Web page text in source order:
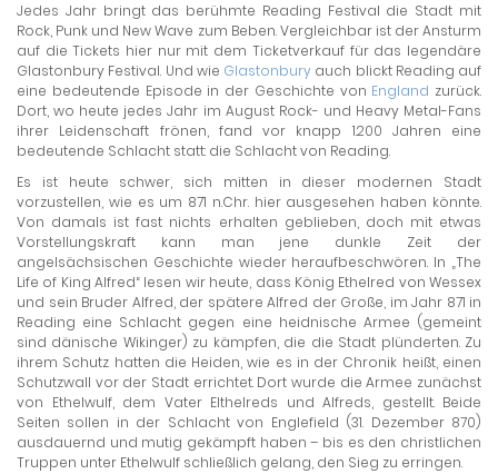
Jedes Jahr bringt das berühmte Reading Festival die Stadt mit
Rock, Punk und New Wave zum Beben. Vergleichbar ist der Ansturm
auf die Tickets hier nur mit dem Ticketverkauf für das legendäre
Glastonbury Festival. Und wie Glastonbury auch blickt Reading auf
eine bedeutende Episode in der Geschichte von England zurück.
Dort, wo heute jedes Jahr im August Rock- und Heavy Metal-Fans
ihrer Leidenschaft frönen, fand vor knapp 1.200 Jahren eine
bedeutende Schlacht statt: die Schlacht von Reading.
Es ist heute schwer, sich mitten in dieser modernen Stadt
vorzustellen, wie es um 871 n.Chr. hier ausgesehen haben könnte.
Von damals ist fast nichts erhalten geblieben, doch mit etwas
Vorstellungskraft kann man jene dunkle Zeit der
angelsächsischen Geschichte wieder heraufbeschwören. In „The
Life of King Alfred“ lesen wir heute, dass König Ethelred von Wessex
und sein Bruder Alfred, der spätere Alfred der Große, im Jahr 871 in
Reading eine Schlacht gegen eine heidnische Armee (gemeint
sind dänische Wikinger) zu kämpfen, die die Stadt plünderten. Zu
ihrem Schutz hatten die Heiden, wie es in der Chronik heißt, einen
Schutzwall vor der Stadt errichtet. Dort wurde die Armee zunächst
von Ethelwulf, dem Vater Elthelreds und Alfreds, gestellt. Beide
Seiten sollen in der Schlacht von Englefield (31. Dezember 870)
ausdauernd und mutig gekämpft haben – bis es den christlichen
Truppen unter Ethelwulf schließlich gelang, den Sieg zu erringen.